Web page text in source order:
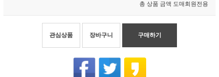
총 상품 금액 도매회원전용
관심상품 장바구니 구매하기